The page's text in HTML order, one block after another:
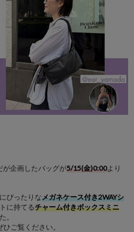
が企画したバッグが5/15(金)0:00より
ぴったりなメガネケース付き2WAYシ
に持てるチャーム付きボックスミニ
。
ご覧ください。